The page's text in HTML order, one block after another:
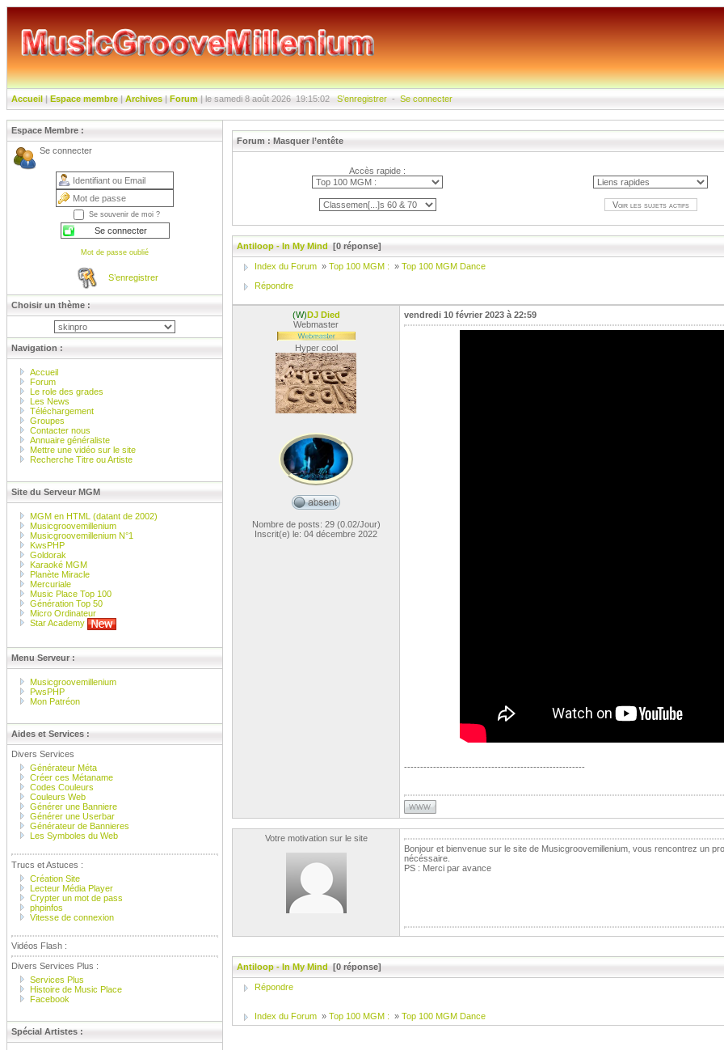
Accueil | Espace membre | Archives | Forum | le samedi 8 août 2026 19:15:03 S’enregistrer - Se connecter
Espace Membre :
Se connecter
Se souvenir de moi ?
Mot de passe oublié
S’enregistrer
Choisir un thème :
Navigation :
Accueil
Forum
Le role des grades
Les News
Téléchargement
Groupes
Contacter nous
Annuaire généraliste
Mettre une vidéo sur le site
Recherche Titre ou Artiste
Site du Serveur MGM
MGM en HTML (datant de 2002)
Musicgroovemillenium
Musicgroovemillenium N°1
KwsPHP
Goldorak
Karaoké MGM
Planète Miracle
Mercuriale
Music Place Top 100
Génération Top 50
Micro Ordinateur
Star Academy
Menu Serveur :
Musicgroovemillenium
PwsPHP
Mon Patréon
Aides et Services :
Divers Services
Générateur Méta
Créer ces Métaname
Codes Couleurs
Couleurs Web
Générer une Banniere
Générer une Userbar
Générateur de Bannieres
Les Symboles du Web
Trucs et Astuces :
Création Site
Lecteur Média Player
Crypter un mot de pass
phpinfos
Vitesse de connexion
Vidéos Flash :
Divers Services Plus :
Services Plus
Histoire de Music Place
Facebook
Spécial Artistes :
Forum : Masquer l’entête
Accès rapide :
Antiloop - In My Mind [0 réponse]
Index du Forum » Top 100 MGM : » Top 100 MGM Dance
Répondre
(W)DJ Died
Webmaster
Hyper cool
Nombre de posts: 29 (0.02/Jour)
Inscrit(e) le: 04 décembre 2022
vendredi 10 février 2023 à 22:59
--------------------------------------------------------
Votre motivation sur le site
Bonjour et bienvenue sur le site de Musicgroovemillenium, vous rencontrez un
nécéssaire.
PS : Merci par avance
Antiloop - In My Mind [0 réponse]
Répondre
Index du Forum » Top 100 MGM : » Top 100 MGM Dance